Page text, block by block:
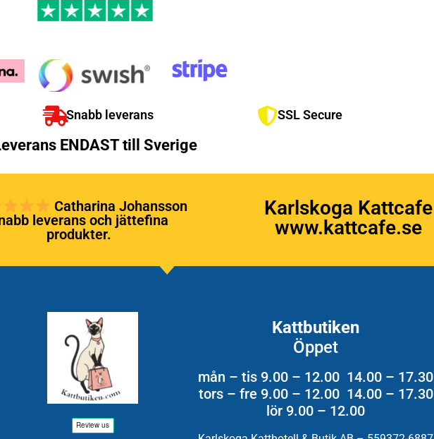
Snabb leverans SSL Secure
ENDAST till Sverige
Catharina Johansson
leverans och jättefina
produkter.
Karlskoga Kattcafe
www.kattcafe.se
Kattbutiken
Öppet
mån – tis 9.00 – 12.00 14.00 – 17.30
tors – fre 9.00 – 12.00 14.00 – 17.30
lör 9.00 – 12.00